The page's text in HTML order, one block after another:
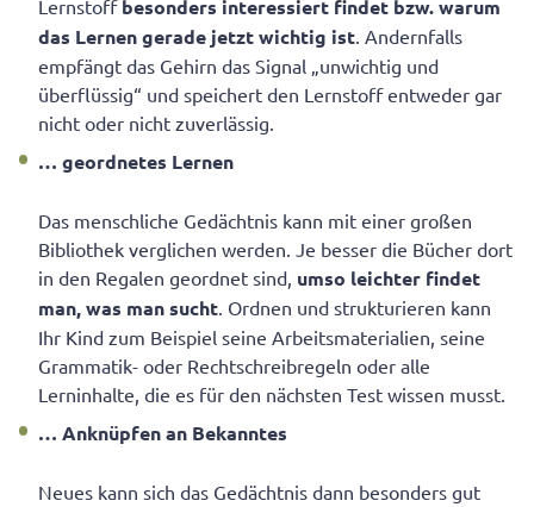
Lernstoff besonders interessiert findet bzw. warum
das Lernengerade jetzt wichtig ist. Andernfalls
empfängt das Gehirn das Signal „unwichtig und
überflüssig“ und speichert den Lernstoff entweder gar
nicht oder nicht zuverlässig.
… geordnetes Lernen
Das menschliche Gedächtnis kann mit einer großen
Bibliothek verglichen werden. Je besser die Bücher dort
in den Regalen geordnet sind, umso leichter findet
man, was man sucht. Ordnen und strukturieren kann
Ihr Kind zum Beispiel seine Arbeitsmaterialien, seine
Grammatik- oder Rechtschreibregeln oder alle
Lerninhalte, die es für den nächsten Test wissen musst.
… Anknüpfen an Bekanntes
Neues kann sich das Gedächtnis dann besonders gut